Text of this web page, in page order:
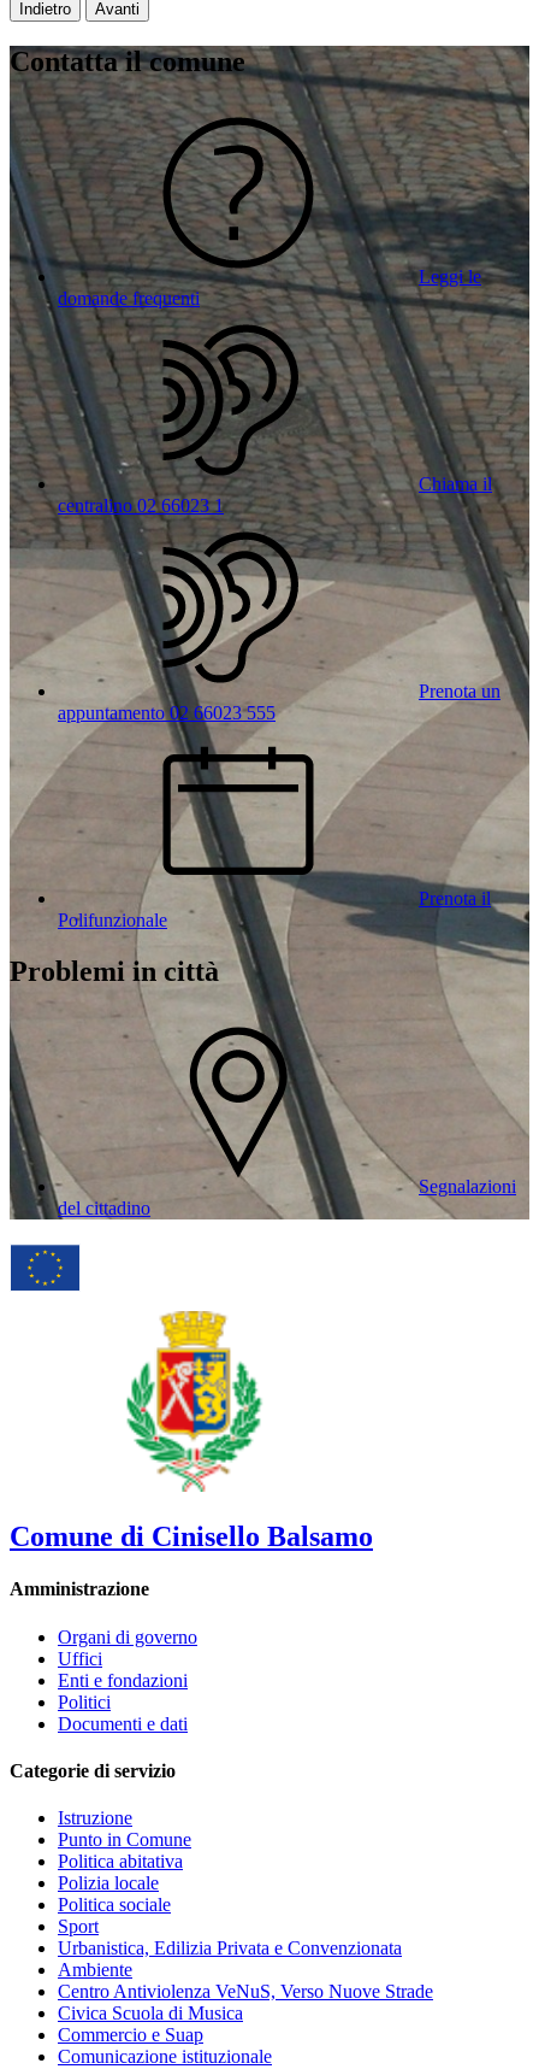
Indietro Avanti
Contatta il comune
Leggi le
domande frequenti
Chiama il
centralino 02 66023 1
Prenota un
appuntamento 02 66023 555
Prenota il
Polifunzionale
Problemi in città
Segnalazioni
del cittadino
Comune di Cinisello Balsamo
Amministrazione
Organi di governo
Uffici
Enti e fondazioni
Politici
Documenti e dati
Categorie di servizio
Istruzione
Punto in Comune
Politica abitativa
Polizia locale
Politica sociale
Sport
Urbanistica, Edilizia Privata e Convenzionata
Ambiente
Centro Antiviolenza VeNuS, Verso Nuove Strade
Civica Scuola di Musica
Commercio e Suap
Comunicazione istituzionale